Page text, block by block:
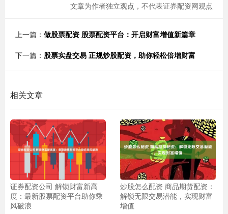
文章为作者独立观点，不代表证券配资网观点
上一篇： 做股票配资 股票配资平台：开启财富增值新篇章
下一篇： 股票实盘交易 正规炒股配资，助你轻松倍增财富
相关文章
证券配资公司 解锁财富新高
度：最新股票配资平台助你乘
风破浪
炒股怎么配资 商品期货配资：
解锁无限交易潜能，实现财富
增值